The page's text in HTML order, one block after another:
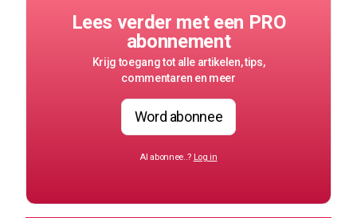
Lees verder met een PRO
abonnement
Krijg toegang tot alle artikelen, tips,
commentaren en meer
Word abonnee
Al abonnee..? Log in